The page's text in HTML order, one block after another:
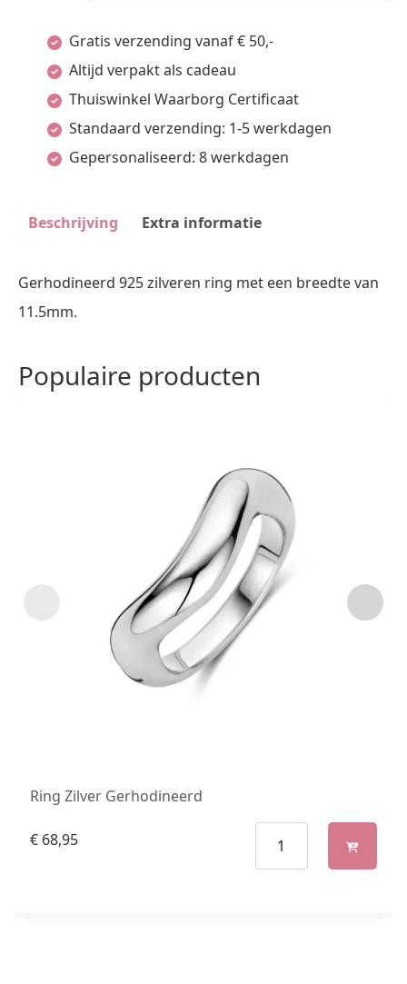
aantal Gratis verzending vanaf € 50,-
Altijd verpakt als cadeau
Thuiswinkel Waarborg Certificaat
Standaard verzending: 1-5 werkdagen
Gepersonaliseerd: 8 werkdagen
Beschrijving Extra informatie
Gerhodineerd 925 zilveren ring met een breedte van
11.5mm.
Populaire producten
Ring Zilver Gerhodineerd
€ 68,95